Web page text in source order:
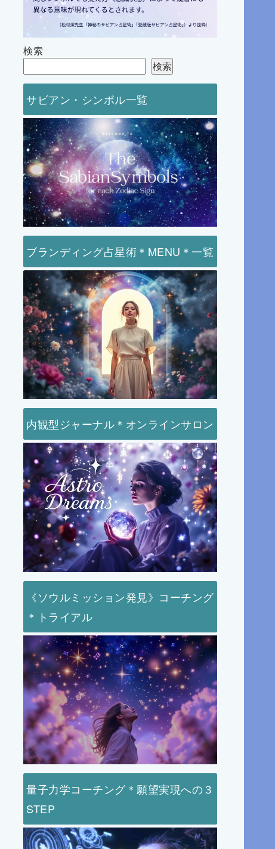
検索
検索
サビアン・シンボル一覧
ブランディング占星術＊MENU＊一覧
内観型ジャーナル＊オンラインサロン
《ソウルミッション発見》コーチング
＊トライアル
量子力学コーチング＊願望実現への３
STEP